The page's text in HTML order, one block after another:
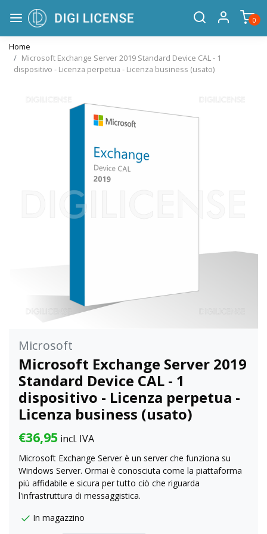
0
Home
Microsoft Exchange Server 2019 Standard Device CAL - 1
dispositivo - Licenza perpetua - Licenza business (usato)
Microsoft
Microsoft Exchange Server 2019
Standard Device CAL - 1
dispositivo - Licenza perpetua -
Licenza business (usato)
€36,95 incl. IVA
Microsoft Exchange Server è un server che funziona su
Windows Server. Ormai è conosciuta come la piattaforma
più affidabile e sicura per tutto ciò che riguarda
l'infrastruttura di messaggistica.
In magazzino